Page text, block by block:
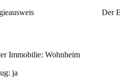
Der
Immobilie: Wohnheim
ja